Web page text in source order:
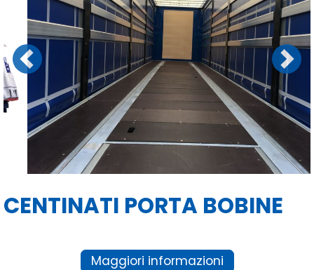
Previous Next
CENTINATI PORTA BOBINE
Maggiori informazioni